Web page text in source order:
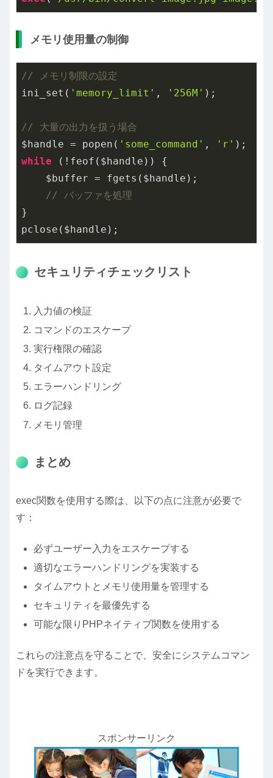
メモリ使用量の制御
// メモリ制限の設定
ini_set( 'memory_limit' , '256M' );
// 大量の出力を扱う場合
$handle = popen( 'some_command' , 'r'
while (!feof($handle)) {
    $buffer = fgets($handle);
// バッファを処理
}
pclose($handle);
セキュリティチェックリスト
入力値の検証
コマンドのエスケープ
実行権限の確認
タイムアウト設定
エラーハンドリング
ログ記録
メモリ管理
まとめ
exec関数を使用する際は、以下の点に注意が必要で
す：
必ずユーザー入力をエスケープする
適切なエラーハンドリングを実装する
タイムアウトとメモリ使用量を管理する
セキュリティを最優先する
可能な限りPHPネイティブ関数を使用する
これらの注意点を守ることで、安全にシステムコマン
ドを実行できます。
スポンサーリンク